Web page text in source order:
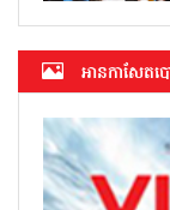
អាន​កាសែត​ប